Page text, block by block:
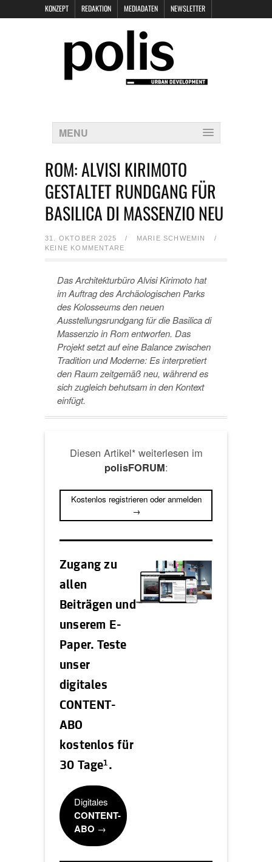
KONZEPT REDAKTION MEDIADATEN NEWSLETTER
DATENSCHUTZ
MENU
ROM: ALVISI KIRIMOTO
GESTALTET RUNDGANG FÜR
BASILICA DI MASSENZIO NEU
31. OKTOBER 2025 / MARIE SCHWEMIN
/
KEINE KOMMENTARE
Das Architekturbüro Alvisi Kirimoto hat
im Auftrag des Archäologischen Parks
des Kolosseums den neuen
Ausstellungsrundgang für die Basilica di
Massenzio in Rom entworfen. Das
Projekt setzt auf eine Balance zwischen
Tradition und Moderne: Es interpretiert
den Raum zeitgemäß neu, während es
sich zugleich behutsam in den Kontext
einfügt.
Diesen Artikel* weiterlesen im
polisFORUM:
Kostenlos registrieren oder anmelden
→
Zugang zu
allen
Beiträgen und
unserem E-
Paper. Teste
unser
digitales
CONTENT-
ABO
kostenlos für
30 Tage1 .
Digitales
CONTENT-
ABO →